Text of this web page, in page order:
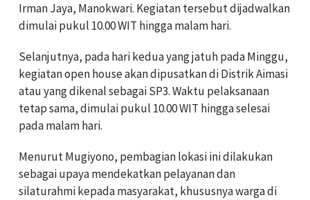
Irman Jaya, Manokwari. Kegiatan tersebut dijadwalkan
dimulai pukul 10.00 WIT hingga malam hari.
Selanjutnya, pada hari kedua yang jatuh pada Minggu,
kegiatan open house akan dipusatkan di Distrik Aimasi
atau yang dikenal sebagai SP3. Waktu pelaksanaan
tetap sama, dimulai pukul 10.00 WIT hingga selesai
pada malam hari.
Menurut Mugiyono, pembagian lokasi ini dilakukan
sebagai upaya mendekatkan pelayanan dan
silaturahmi kepada masyarakat, khususnya warga di